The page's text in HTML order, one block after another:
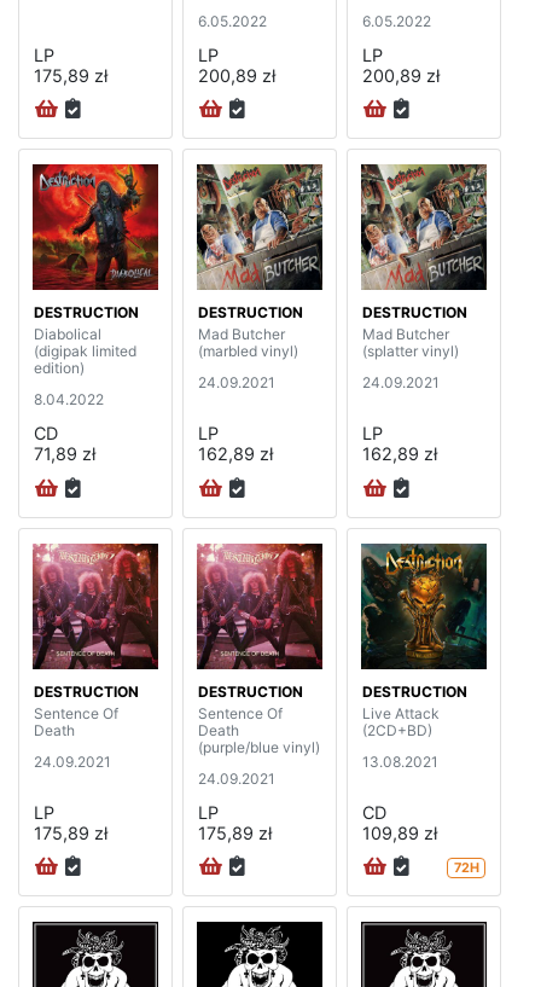
LP
175,89 zł
6.05.2022
LP
200,89 zł
6.05.2022
LP
200,89 zł
DESTRUCTION
Diabolical
(digipak limited
edition)
8.04.2022
CD
71,89 zł
DESTRUCTION
Mad Butcher
(marbled vinyl)
24.09.2021
LP
162,89 zł
DESTRUCTION
Mad Butcher
(splatter vinyl)
24.09.2021
LP
162,89 zł
DESTRUCTION
Sentence Of
Death
24.09.2021
LP
175,89 zł
DESTRUCTION
Sentence Of
Death
(purple/blue vinyl)
24.09.2021
LP
175,89 zł
DESTRUCTION
Live Attack
(2CD+BD)
13.08.2021
CD
109,89 zł
72H